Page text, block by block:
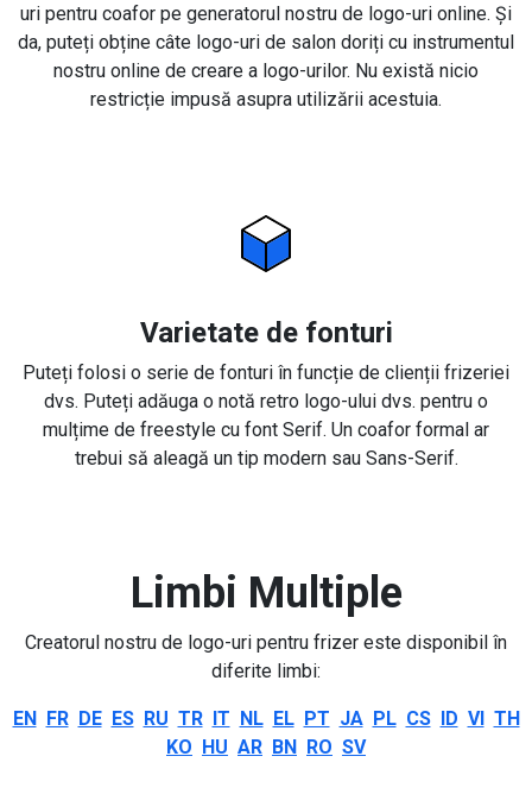
uri pentru coafor pe generatorul nostru de logo-uri online. Și
da, puteți obține câte logo-uri de salon doriți cu instrumentul
nostru online de creare a logo-urilor. Nu există nicio
restricție impusă asupra utilizării acestuia.
Varietate de fonturi
Puteți folosi o serie de fonturi în funcție de clienții frizeriei
dvs. Puteți adăuga o notă retro logo-ului dvs. pentru o
mulțime de freestyle cu font Serif. Un coafor formal ar
trebui să aleagă un tip modern sau Sans-Serif.
Limbi Multiple
Creatorul nostru de logo-uri pentru frizer este disponibil în
diferite limbi:
EN FR DE ES RU TR IT NL EL PT JA PL CS ID VI TH
KO HU AR BN RO SV